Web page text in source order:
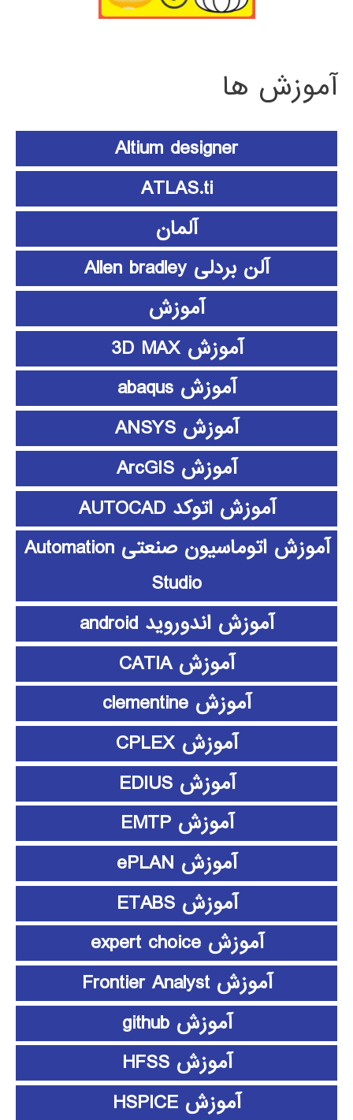
آموزش ها
Altium designer
ATLAS.ti
آلمان
آلن بردلی Allen bradley
آموزش
آموزش 3D MAX
آموزش abaqus
آموزش ANSYS
آموزش ArcGIS
آموزش اتوکد AUTOCAD
آموزش اتوماسیون صنعتی Automation
Studio
آموزش اندوروید android
آموزش CATIA
آموزش clementine
آموزش CPLEX
آموزش EDIUS
آموزش EMTP
آموزش ePLAN
آموزش ETABS
آموزش expert choice
آموزش Frontier Analyst
آموزش github
آموزش HFSS
آموزش HSPICE